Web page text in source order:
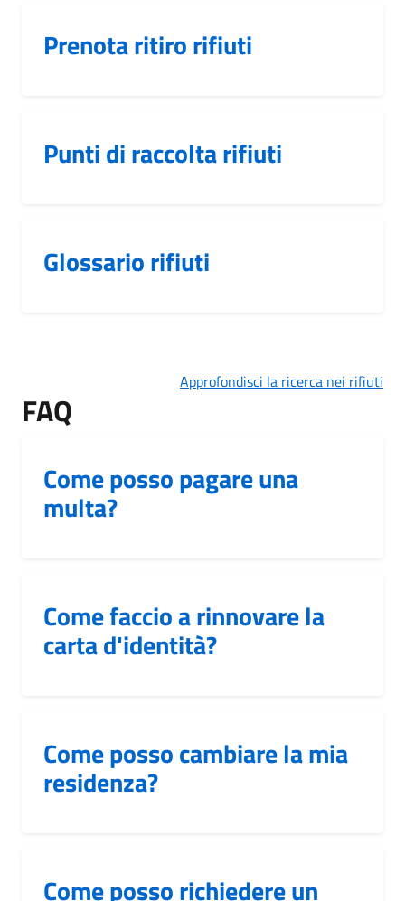
Prenota ritiro rifiuti
Punti di raccolta rifiuti
Glossario rifiuti
Approfondisci la ricerca nei rifiuti
FAQ
Come posso pagare una
multa?
Come faccio a rinnovare la
carta d'identità?
Come posso cambiare la mia
residenza?
Come posso richiedere un